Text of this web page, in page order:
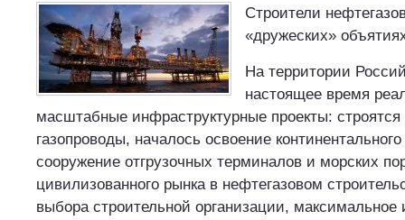
Строители
«дружеских»
На территории
настоящее время
масштабные инфраструктурные проекты:
газопроводы, началось освоение
сооружение отгрузочных терминалов и морских
цивилизованного рынка в нефтегазовом
выбора строительной организации, максимальное